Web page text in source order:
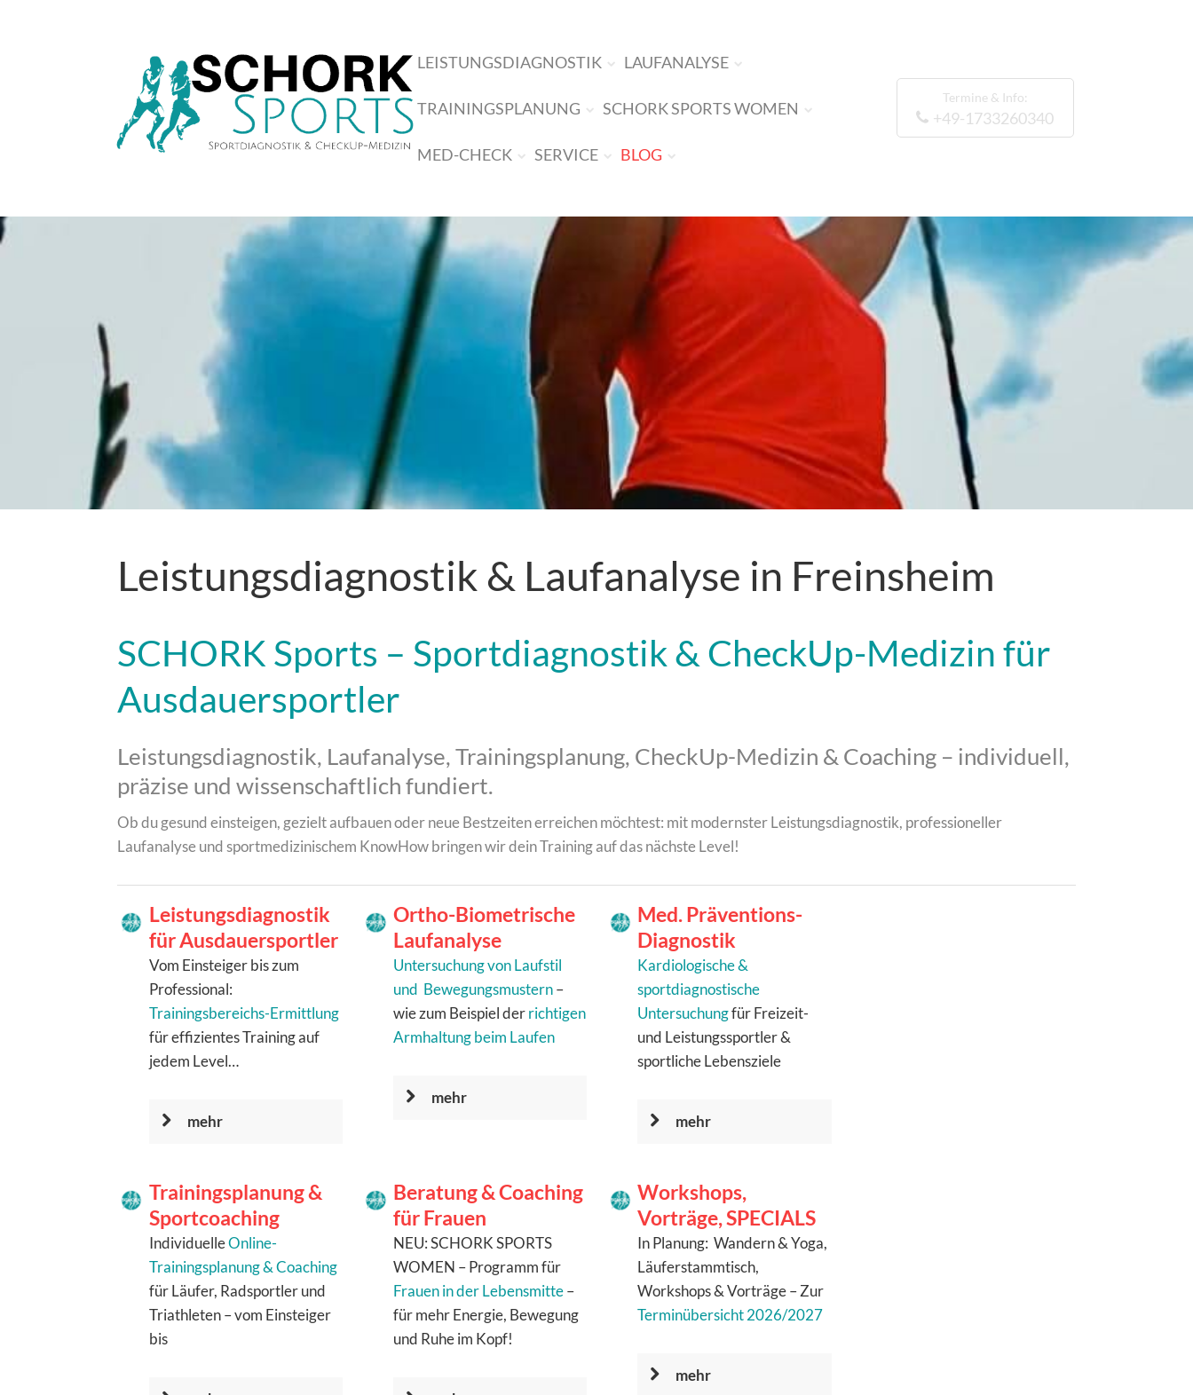
LEISTUNGSDIAGNOSTIK LAUFANALYSE
TRAININGSPLANUNG SCHORK SPORTS WOMEN
MED-CHECK SERVICE BLOG
Termine & Info:
+49-1733260340
Leistungsdiagnostik & Laufanalyse in Freinsheim
SCHORK Sports – Sportdiagnostik & CheckUp-Medizin für
Ausdauersportler
Leistungsdiagnostik, Laufanalyse, Trainingsplanung, CheckUp-Medizin & Coaching – individuell,
präzise und wissenschaftlich fundiert.
Ob du gesund einsteigen, gezielt aufbauen oder neue Bestzeiten erreichen möchtest: mit modernster Leistungsdiagnostik, professioneller
Laufanalyse und sportmedizinischem KnowHow bringen wir dein Training auf das nächste Level!
Leistungsdiagnostik
für Ausdauersportler
Vom Einsteiger bis zum
Professional:
Trainingsbereichs-Ermittlung
für effizientes Training auf
jedem Level…
mehr
Ortho-Biometrische
Laufanalyse
Untersuchung von Laufstil
und Bewegungsmustern–
wie zum Beispiel derrichtigen
Armhaltung beim Laufen
mehr
Med. Präventions-
Diagnostik
Kardiologische &
sportdiagnostische
Untersuchungfür Freizeit-
und Leistungssportler &
sportliche Lebensziele
mehr
Trainingsplanung &
Sportcoaching
IndividuelleOnline-
Trainingsplanung & Coaching
für Läufer, Radsportler und
Triathleten – vom Einsteiger
bis
Beratung & Coaching
für Frauen
NEU: SCHORK SPORTS
WOMEN – Programm für
Frauen in der Lebensmitte–
für mehr Energie, Bewegung
und Ruhe im Kopf!
Workshops,
Vorträge, SPECIALS
In Planung: Wandern & Yoga,
Läuferstammtisch,
Workshops & Vorträge – Zur
Terminübersicht 2026/2027
mehr